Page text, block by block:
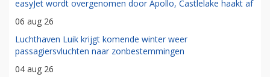
easyJet wordt overgenomen door Apollo, Castlelake haakt af
06 aug 26
Luchthaven Luik krijgt komende winter weer
passagiersvluchten naar zonbestemmingen
04 aug 26